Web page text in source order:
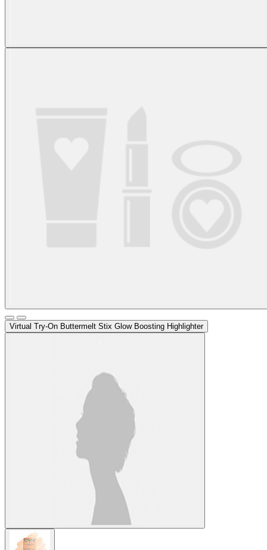
Virtual Try-On Buttermelt Stix Glow Boosting Highlighter